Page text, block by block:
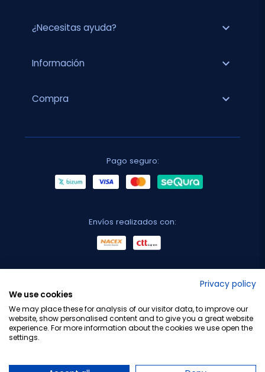
¿Necesitas ayuda? expand_more
Información expand_more
Compra expand_more
Pago seguro:
Envíos realizados con:
Privacy policy
We use cookies
We may place these for analysis of our visitor data, to improve our
website, show personalised content and to give you a great website
experience. For more information about the cookies we use open the
settings.